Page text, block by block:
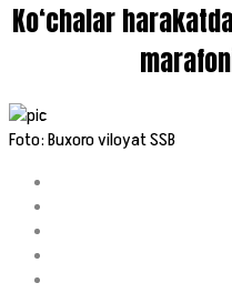
Ko‘chalar
Foto: Buxoro viloyat SSB